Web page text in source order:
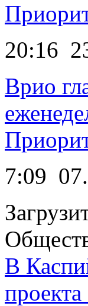
20:16
Врио
7:09
В